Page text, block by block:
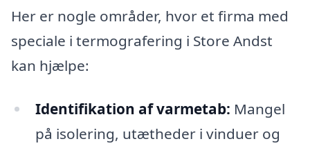
Her er nogle områder, hvor et firma med
speciale i termografering i Store Andst
kan hjælpe:
Identifikation af varmetab: Mangel
på isolering, utætheder i vinduer og